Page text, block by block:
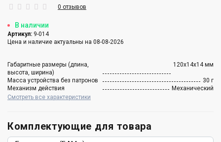
0 отзывов
В наличии
Артикул: 9-014
Цена и наличие актуальны на 08-08-2026
Габаритные размеры (длина,
высота, ширина)
120х14х14 мм
Масса устройства без патронов
30 г
Механизм действия
Механический
Смотреть все характеристики
Комплектующие для товара